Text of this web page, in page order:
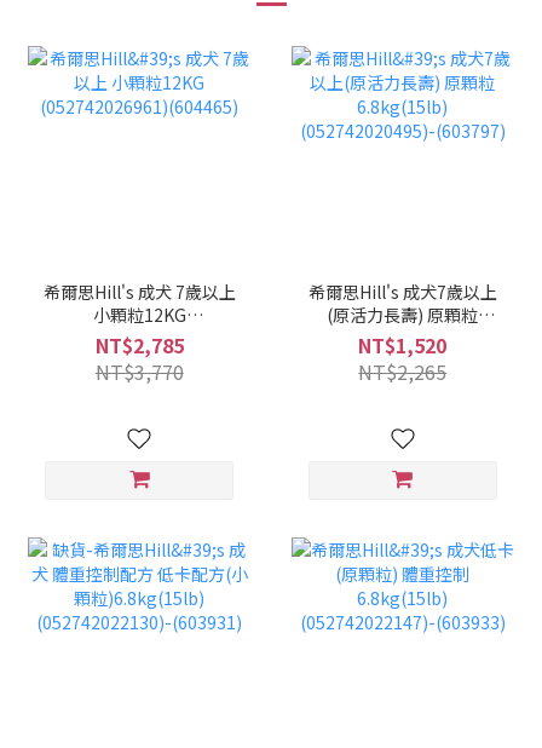
希爾思Hill's 成犬 7歲以上
小顆粒12KG
(052742026961)(604465)
NT$2,785
NT$3,770
希爾思Hill's 成犬7歲以上
(原活力長壽) 原顆粒
6.8kg(15lb)
(052742020495)-
(603797)
NT$1,520
NT$2,265